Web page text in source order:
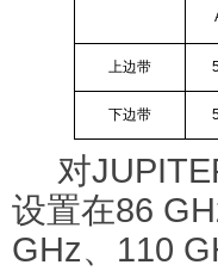
上边带
下边带
对
设置在86
GHz、 110